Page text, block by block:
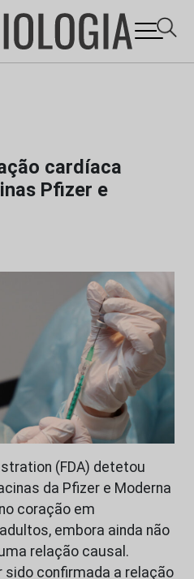
cardíaca
Pfizer e
(FDA) detetou
da Pfizer e Moderna
coração em
embora ainda não
relação causal.
sido confirmada a relação